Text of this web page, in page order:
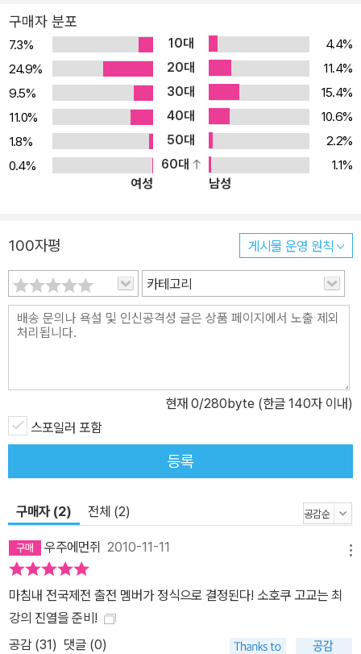
구매자 분포
7.3% 10대
4.4%
24.9%
20대
11.4%
9.5%
30대
15.4%
11.0%
40대
10.6%
1.8%
50대
2.2%
0.4%
60대
1.1%
여성
남성
100자평 게시물 운영 원칙
카테고리
현재 0/280byte (한글 140자 이내)
스포일러 포함
등록
구매자 (2) 전체 (2)
우주에먼쥐 2010-11-11
마침내 전국제전 출전 멤버가 정식으로 결정된다! 소호쿠 고교는 최
강의 진열을 준비!
공감 (31) 댓글 (0)